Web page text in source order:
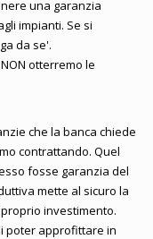
una garanzia
impianti. Se si
da se'.
otterremo le
che la banca chiede
contrattando. Quel
fosse garanzia del
mette al sicuro la
investimento.
poter approfittare in